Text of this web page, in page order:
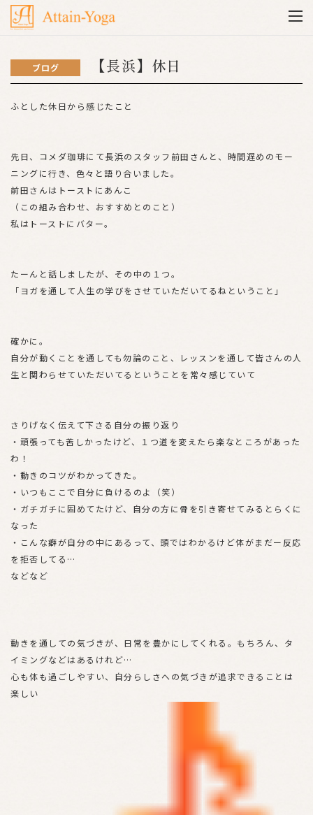
ブログ 【長浜】休日
ふとした休日から感じたこと
先日、コメダ珈琲にて長浜のスタッフ前田さんと、時間遅めのモー
ニングに行き、色々と語り合いました。
前田さんはトーストにあんこ
（この組み合わせ、おすすめとのこと）
私はトーストにバター。
たーんと話しましたが、その中の１つ。
「ヨガを通して人生の学びをさせていただいてるねということ」
確かに。
自分が動くことを通しても勿論のこと、レッスンを通して皆さんの人
生と関わらせていただいてるということを常々感じていて
さりげなく伝えて下さる自分の振り返り
・頑張っても苦しかったけど、１つ道を変えたら楽なところがあった
わ！
・動きのコツがわかってきた。
・いつもここで自分に負けるのよ（笑）
・ガチガチに固めてたけど、自分の方に骨を引き寄せてみるとらくに
なった
・こんな癖が自分の中にあるって、頭ではわかるけど体がまだー反応
を拒否してる…
などなど
動きを通しての気づきが、日常を豊かにしてくれる。もちろん、タ
イミングなどはあるけれど…
心も体も過ごしやすい、自分らしさへの気づきが追求できることは
楽しい